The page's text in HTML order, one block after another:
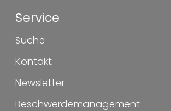
Service
Suche
Kontakt
Newsletter
Beschwerdemanagement